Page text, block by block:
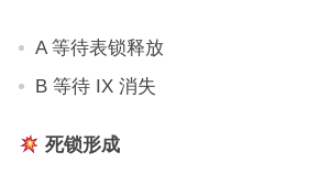
A 等待表锁释放
B 等待 IX 消失
死锁形成